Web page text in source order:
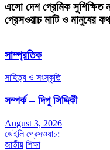
এসো দেশ প্রেমিক সুশিক্ষিত
প্রেসওয়াচ মাটি ও মানুষের
সাম্প্রতিক
সাহিত্য ও সংস্কৃতি
সম্পর্ক – দিপু সিদ্দিকী
August 3, 2026
ডেইলি প্রেসওয়াচ:
জাতীয় শিক্ষা